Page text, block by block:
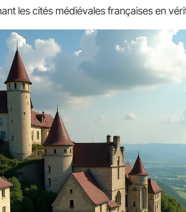
les cités médiévales françaises en